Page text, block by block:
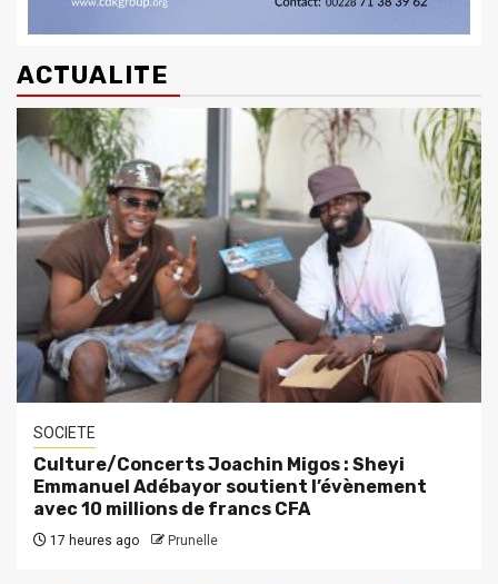
ACTUALITE
SOCIETE
Culture/Concerts Joachin Migos : Sheyi
Emmanuel Adébayor soutient l’évènement
avec 10 millions de francs CFA
17 heures ago Prunelle